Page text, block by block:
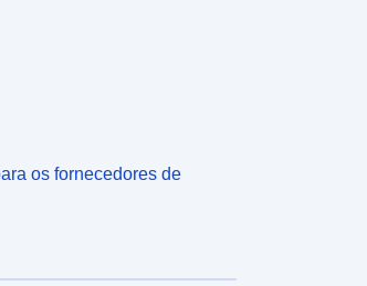
os fornecedores de